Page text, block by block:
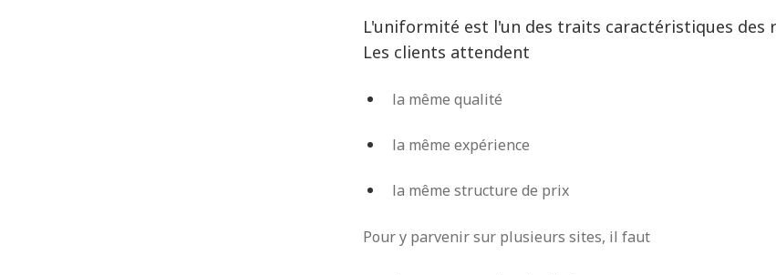
L'uniformité est l'un des traits caractéristiques des
Les clients attendent
la même qualité
la même expérience
la même structure de prix
Pour y parvenir sur plusieurs sites, il faut